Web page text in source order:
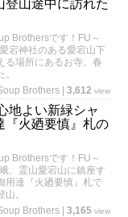
山途中に訪れた
Brothersです！FU～
宕神社のある愛宕山下
る場所にあるお寺。春
Brothers
3,612 view
地よい新緑シャ
火廼要慎』札の
Brothersです！FU～
、霊山愛宕山に鎮座す
用達『火廼要慎』札で
。
Brothers
3,165 view